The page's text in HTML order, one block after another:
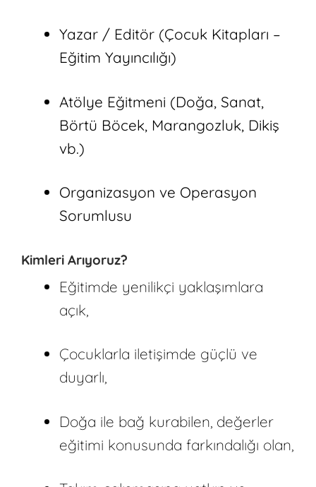
Yazar / Editör (Çocuk Kitapları –
Eğitim Yayıncılığı)
Atölye Eğitmeni (Doğa, Sanat,
Börtü Böcek, Marangozluk, Dikiş
vb.)
Organizasyon ve Operasyon
Sorumlusu
Kimleri Arıyoruz?
Eğitimde yenilikçi yaklaşımlara
açık,
Çocuklarla iletişimde güçlü ve
duyarlı,
Doğa ile bağ kurabilen, değerler
eğitimi konusunda farkındalığı olan,